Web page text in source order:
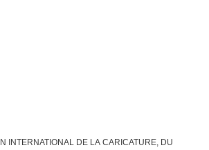
INTERNATIONAL DE LA CARICATURE, DU